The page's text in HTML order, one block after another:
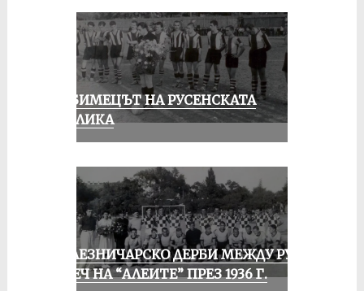
ЛЮБИМЕЦЪТ НА РУСЕНСКАТА
ПУБЛИКА
ЖЕЛЕЗНИЧАРСКО ДЕРБИ МЕЖДУ РУСЕ
И ПЕЧ НА “АЛЕИТЕ” ПРЕЗ 1936 Г.